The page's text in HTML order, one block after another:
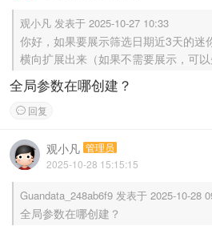
观小凡 发表于 2025-10-27 10:33
你好，如果要展示筛选日期近3天的迷
横向扩展出来（如果不需要展示，可
全局参数在哪创建？
 回复
观小凡 管理员
2025-10-28 15:15:15
Guandata_248ab6f9 发表于 2025-10-28
全局参数在哪创建？